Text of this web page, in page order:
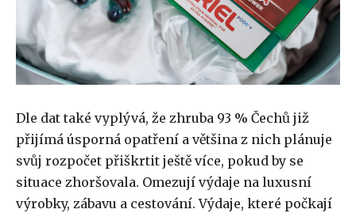
Dle dat také vyplývá, že zhruba 93 % Čechů již
přijímá úsporná opatření a většina z nich plánuje
svůj rozpočet přiškrtit ještě více, pokud by se
situace zhoršovala. Omezují výdaje na luxusní
výrobky, zábavu a cestování. Výdaje, které počkají